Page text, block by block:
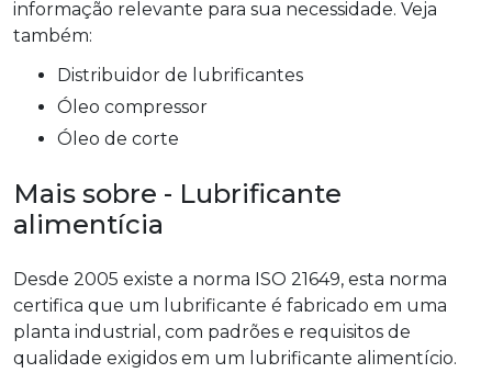
informação relevante para sua necessidade. Veja
também:
distribuidor de lubrificantes
óleo compressor
óleo de corte
Mais sobre - Lubrificante
alimentícia
Desde 2005 existe a norma ISO 21649, esta norma
certifica que um lubrificante é fabricado em uma
planta industrial, com padrões e requisitos de
qualidade exigidos em um lubrificante alimentício.